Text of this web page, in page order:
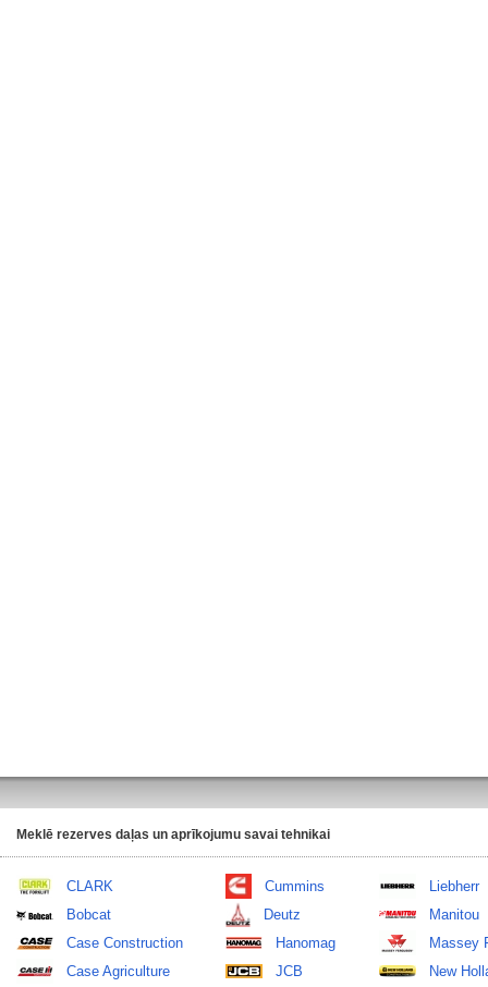
Meklē rezerves daļas un aprīkojumu savai tehnikai
CLARK
Bobcat
Case Construction
Case Agriculture
Cummins
Deutz
Hanomag
JCB
Liebherr
Manitou
Massey
New